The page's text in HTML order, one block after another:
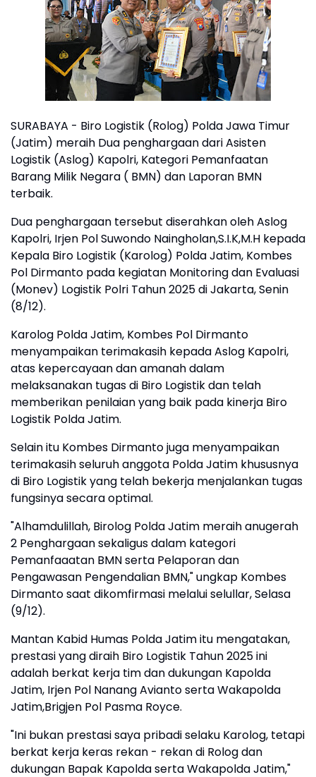
SURABAYA - Biro Logistik (Rolog) Polda Jawa Timur
(Jatim) meraih Dua penghargaan dari Asisten
Logistik (Aslog) Kapolri, Kategori Pemanfaatan
Barang Milik Negara ( BMN) dan Laporan BMN
terbaik.
Dua penghargaan tersebut diserahkan oleh Aslog
Kapolri, Irjen Pol Suwondo Naingholan,S.I.K,M.H kepada
Kepala Biro Logistik (Karolog) Polda Jatim, Kombes
Pol Dirmanto pada kegiatan Monitoring dan Evaluasi
(Monev) Logistik Polri Tahun 2025 di Jakarta, Senin
(8/12).
Karolog Polda Jatim, Kombes Pol Dirmanto
menyampaikan terimakasih kepada Aslog Kapolri,
atas kepercayaan dan amanah dalam
melaksanakan tugas di Biro Logistik dan telah
memberikan penilaian yang baik pada kinerja Biro
Logistik Polda Jatim.
Selain itu Kombes Dirmanto juga menyampaikan
terimakasih seluruh anggota Polda Jatim khususnya
di Biro Logistik yang telah bekerja menjalankan tugas
fungsinya secara optimal.
"Alhamdulillah, Birolog Polda Jatim meraih anugerah
2 Penghargaan sekaligus dalam kategori
Pemanfaaatan BMN serta Pelaporan dan
Pengawasan Pengendalian BMN," ungkap Kombes
Dirmanto saat dikomfirmasi melalui selullar, Selasa
(9/12).
Mantan Kabid Humas Polda Jatim itu mengatakan,
prestasi yang diraih Biro Logistik Tahun 2025 ini
adalah berkat kerja tim dan dukungan Kapolda
Jatim, Irjen Pol Nanang Avianto serta Wakapolda
Jatim,Brigjen Pol Pasma Royce.
"Ini bukan prestasi saya pribadi selaku Karolog, tetapi
berkat kerja keras rekan - rekan di Rolog dan
dukungan Bapak Kapolda serta Wakapolda Jatim,"